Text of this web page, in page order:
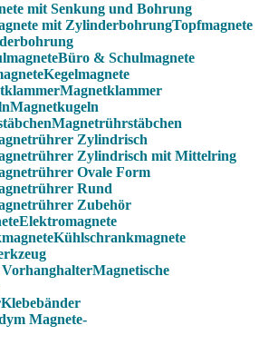
mit Senkung und Bohrung
Topfmagnete
Büro & Schulmagnete
Kegelmagnete
Magnetklammer
Magnetkugeln
Magnetrührstäbchen
Zylindrisch
Zylindrisch mit Mittelring
Ovale Form
Rund
Zubehör
Elektromagnete
Kühlschrankmagnete
Magnetische
Klebebänder
Magnete-